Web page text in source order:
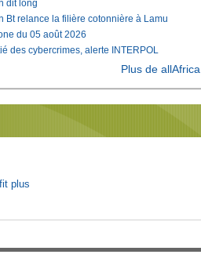
dit long
Bt relance la filière cotonnière à Lamu
du 05 août 2026
des cybercrimes, alerte INTERPOL
Plus de
plus